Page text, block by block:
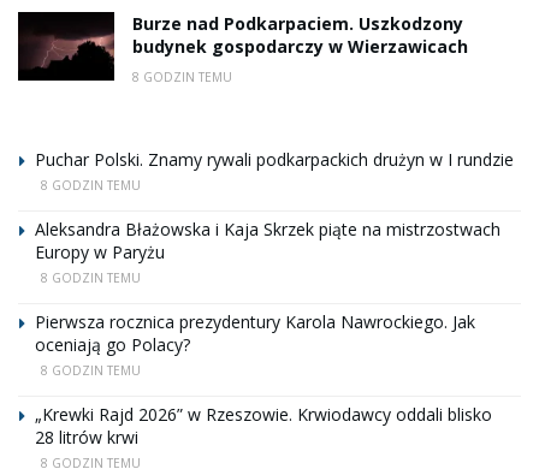
Burze nad Podkarpaciem. Uszkodzony
budynek gospodarczy w Wierzawicach
8 GODZIN TEMU
Puchar Polski. Znamy rywali podkarpackich drużyn w I rundzie
8 GODZIN TEMU
Aleksandra Błażowska i Kaja Skrzek piąte na mistrzostwach
Europy w Paryżu
8 GODZIN TEMU
Pierwsza rocznica prezydentury Karola Nawrockiego. Jak
oceniają go Polacy?
8 GODZIN TEMU
„Krewki Rajd 2026” w Rzeszowie. Krwiodawcy oddali blisko
28 litrów krwi
8 GODZIN TEMU